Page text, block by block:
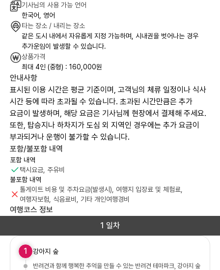
기사님의 사용 가능 언어
한국어, 영어
타는 장소 / 내리는 장소
같은 도시 내에서 자유롭게 지정 가능하며, 시내권을 벗어나는 경우
추가운임이 발생할 수 있습니다.
상품가격
최대 4인 (중형) : 160,000원
안내사항
표시된 이용 시간은 평균 기준이며, 고객님의 체류 일정이나 식사
시간 등에 따라 초과될 수 있습니다. 초과된 시간만큼은 추가
요금이 발생하며, 해당 요금은 기사님께 현장에서 결제해 주세요.
또한, 탑승지나 하차지가 도심 외 지역인 경우에는 추가 요금이
부과되거나 운행이 불가할 수 있습니다.
포함/불포함 내역
포함 내역
택시요금, 주유비
불포함 내역
톨게이트 비용 및 주차요금(발생시), 여행지 입장료 및 체험료,
여행자보험, 식음료비, 기타 개인여행경비
여행코스 정보
1 일차
1 강아지 숲
반려견과 함께 행복한 추억을 만들 수 있는 반려견 테마파크, 강아지 숲